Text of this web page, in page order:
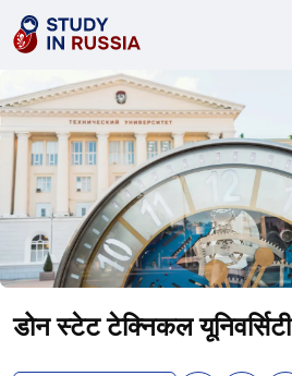
डोन स्टेट टेक्निकल यूनिवर्सिटी